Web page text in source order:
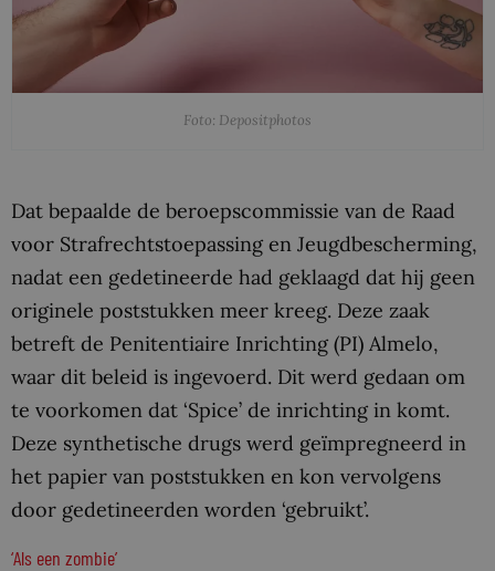
Foto: Depositphotos
Dat bepaalde de beroepscommissie van de Raad
voor Strafrechtstoepassing en Jeugdbescherming,
nadat een gedetineerde had geklaagd dat hij geen
originele poststukken meer kreeg. Deze zaak
betreft de Penitentiaire Inrichting (PI) Almelo,
waar dit beleid is ingevoerd. Dit werd gedaan om
te voorkomen dat ‘Spice’ de inrichting in komt.
Deze synthetische drugs werd geïmpregneerd in
het papier van poststukken en kon vervolgens
door gedetineerden worden ‘gebruikt’.
‘Als een zombie’